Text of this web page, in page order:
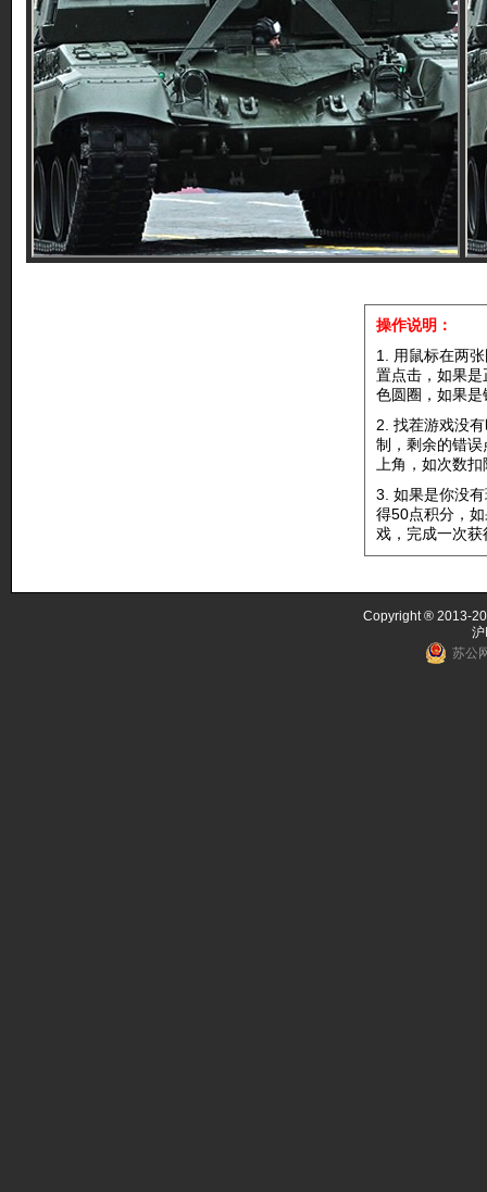
操作说明：
1. 用鼠标在两
置点击，如果
色圆圈，如果
2. 找茬游戏没
制，剩余的错
上角，如次数
3. 如果是你没
得50点积分，
戏，完成一次获
Copyright ® 2013-
苏公